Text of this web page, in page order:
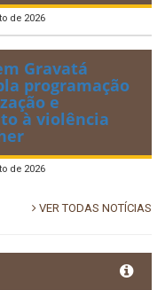
de 2026
Gravatá
programação
e
à violência
de 2026
VER TODAS NOTÍCIAS